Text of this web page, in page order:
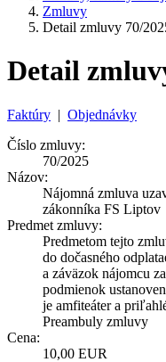
Zmluvy
Detail zmluvy 70/
Detail
Faktúry | Objednávky
Číslo zmluvy:
70/2025
Názov:
Nájomná zmluva
zákonníka FS Liptov
Predmet zmluvy:
Predmetom tejto
do dočasného
a záväzok nájomcu
podmienok
je amfiteáter a
Preambuly zmluvy
Cena:
10,00 EUR